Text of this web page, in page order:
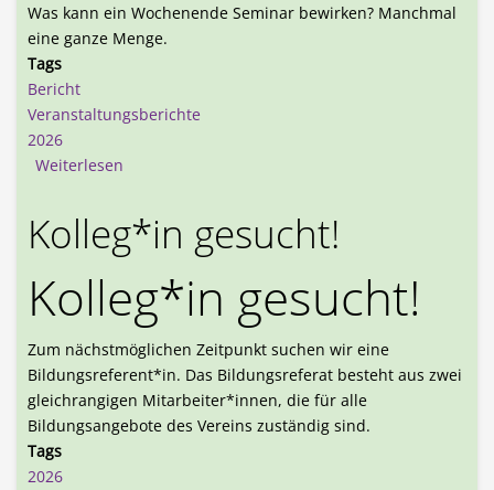
Was kann ein Wochenende Seminar bewirken? Manchmal
eine ganze Menge.
Tags
Bericht
Veranstaltungsberichte
2026
Weiterlesen
Kolleg*in gesucht!
Kolleg*in gesucht!
Zum nächstmöglichen Zeitpunkt suchen wir eine
Bildungsreferent*in. Das Bildungsreferat besteht aus zwei
gleichrangigen Mitarbeiter*innen, die für alle
Bildungsangebote des Vereins zuständig sind.
Tags
2026